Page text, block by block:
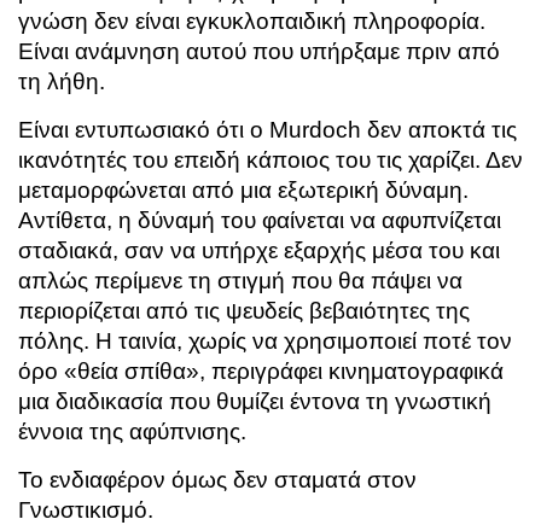
γνώση δεν είναι εγκυκλοπαιδική πληροφορία.
Είναι ανάμνηση αυτού που υπήρξαμε πριν από
τη λήθη.
Είναι εντυπωσιακό ότι ο Murdoch δεν αποκτά τις
ικανότητές του επειδή κάποιος του τις χαρίζει. Δεν
μεταμορφώνεται από μια εξωτερική δύναμη.
Αντίθετα, η δύναμή του φαίνεται να αφυπνίζεται
σταδιακά, σαν να υπήρχε εξαρχής μέσα του και
απλώς περίμενε τη στιγμή που θα πάψει να
περιορίζεται από τις ψευδείς βεβαιότητες της
πόλης. Η ταινία, χωρίς να χρησιμοποιεί ποτέ τον
όρο «θεία σπίθα», περιγράφει κινηματογραφικά
μια διαδικασία που θυμίζει έντονα τη γνωστική
έννοια της αφύπνισης.
Το ενδιαφέρον όμως δεν σταματά στον
Γνωστικισμό.